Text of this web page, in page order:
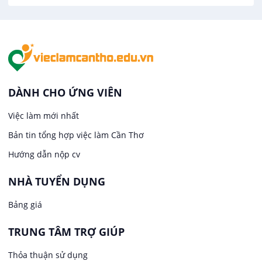
In ấn / Xuất bản
Kế toán
Lái xe
Lao Động Phổ Thông
Lễ tân
May mặc
Việc làm tại An Bình
Việc làm tại Long Tuyền
Việc làm tại Hưng Phú
Việc làm tại Phước Thới
Việc làm tại Thới Long
Việc làm tại Trung Nhất
DÀNH CHO ỨNG VIÊN
Việc làm mới nhất
Bản tin tổng hợp việc làm Cần Thơ
Hướng dẫn nộp cv
NHÀ TUYỂN DỤNG
Bảng giá
TRUNG TÂM TRỢ GIÚP
Thỏa thuận sử dụng